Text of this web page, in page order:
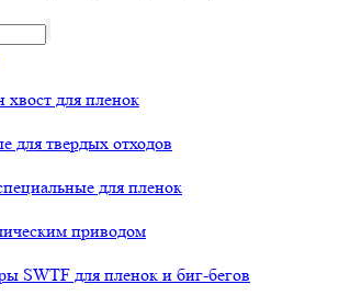
хвост для пленок
для твердых отходов
для пленок
приводом
SWTF для пленок и биг-бегов
консультант